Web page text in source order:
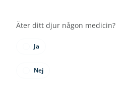
Äter ditt djur någon medicin?
Ja
Nej